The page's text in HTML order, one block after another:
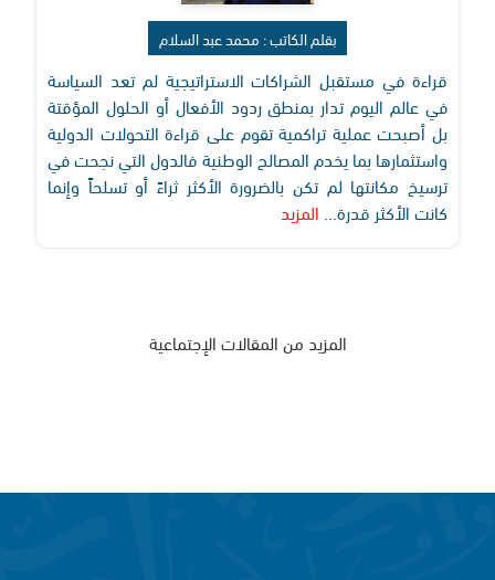
بقلم الكاتب : محمد عبد السلام
قراءة في مستقبل الشراكات الاستراتيجية لم تعد السياسة
في عالم اليوم تدار بمنطق ردود الأفعال أو الحلول المؤقتة
بل أصبحت عملية تراكمية تقوم على قراءة التحولات الدولية
واستثمارها بما يخدم المصالح الوطنية فالدول التي نجحت في
ترسيخ مكانتها لم تكن بالضرورة الأكثر ثراءً أو تسلحاً وإنما
كانت الأكثر قدرة... المزيد
المزيد من المقالات الإجتماعية